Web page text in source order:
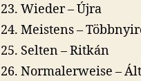
Wieder – Újra
Meistens –
Selten – Ritkán
Normalerweise –